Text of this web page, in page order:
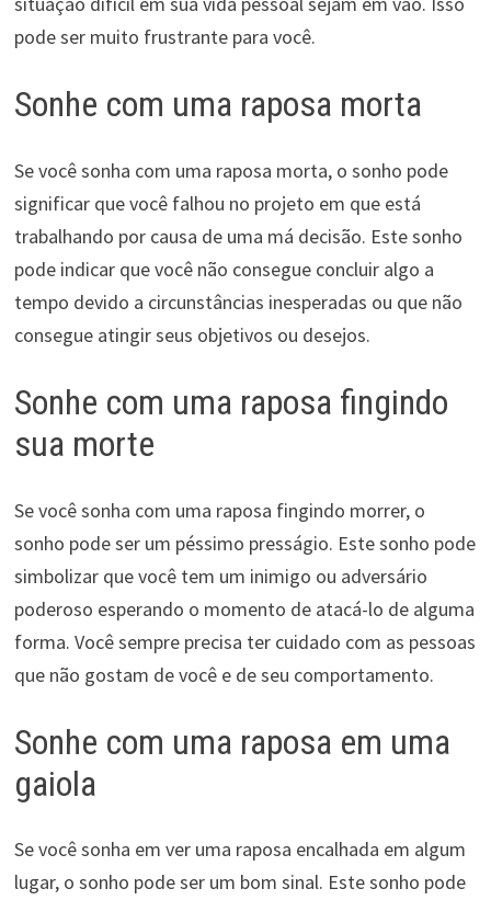
pode ser muito frustrante para você.
Sonhe com uma raposa morta
Se você sonha com uma raposa morta, o sonho pode
significar que você falhou no projeto em que está
trabalhando por causa de uma má decisão. Este sonho
pode indicar que você não consegue concluir algo a
tempo devido a circunstâncias inesperadas ou que não
consegue atingir seus objetivos ou desejos.
Sonhe com uma raposa fingindo
sua morte
Se você sonha com uma raposa fingindo morrer, o
sonho pode ser um péssimo presságio. Este sonho pode
simbolizar que você tem um inimigo ou adversário
poderoso esperando o momento de atacá-lo de alguma
forma. Você sempre precisa ter cuidado com as pessoas
que não gostam de você e de seu comportamento.
Sonhe com uma raposa em uma
gaiola
Se você sonha em ver uma raposa encalhada em algum
lugar, o sonho pode ser um bom sinal. Este sonho pode